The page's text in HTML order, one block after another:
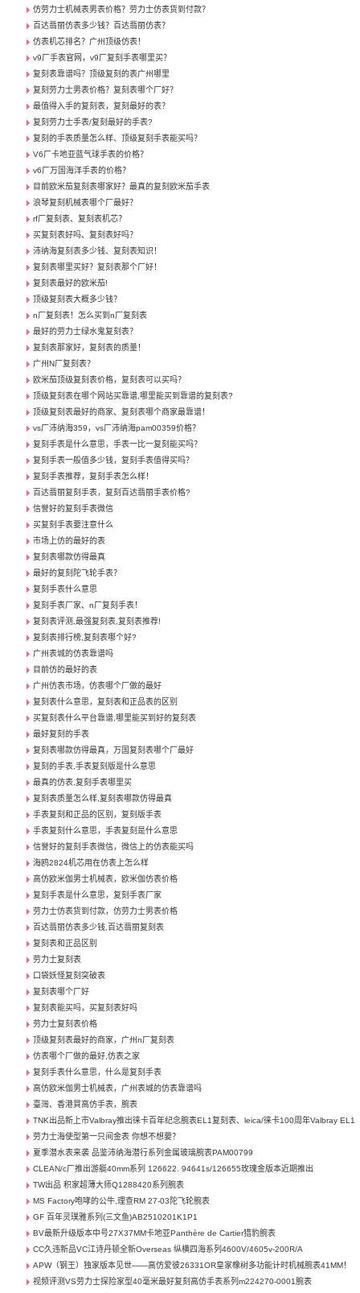
仿劳力士机械表男表价格？劳力士仿表货到付款？
百达翡丽仿表多少钱？百达翡丽仿表？
仿表机芯排名？广州顶级仿表！
v9厂手表官网，v9厂复刻手表哪里买？
复刻表靠谱吗？顶级复刻的表广州哪里
复刻劳力士男表价格？复刻表哪个厂好？
最值得入手的复刻表，复刻最好的表？
复刻劳力士手表/复刻最好的手表?
复刻的手表质量怎么样、顶级复刻手表能买吗？
V6厂卡地亚蓝气球手表的价格？
v6厂万国海洋手表的价格？
目前欧米茄复刻表哪家好？最真的复刻欧米茄手表
浪琴复刻机械表哪个厂最好？
rf厂复刻表、复刻表机芯？
买复刻表好吗、复刻表好吗？
沛纳海复刻表多少钱、复刻表知识！
复刻表哪里买好？复刻表那个厂好！
复刻表最好的欧米茄!
顶级复刻表大概多少钱？
n厂复刻表！怎么买到n厂复刻表
最好的劳力士绿水鬼复刻表？
复刻表那家好，复刻表的质量！
广州N厂复刻表？
欧米茄顶级复刻表价格，复刻表可以买吗？
顶级复刻表在哪个网站买靠谱,哪里能买到靠谱的复刻表?
顶级复刻表最好的商家、复刻表哪个商家最靠谱！
vs厂沛纳海359，vs厂沛纳海pam00359价格？
复刻手表是什么意思，手表一比一复刻能买吗？
复刻手表一般值多少钱，复刻手表值得买吗？
复刻手表推荐，复刻手表怎么样！
百达翡丽复刻手表，复刻百达翡丽手表价格?
信誉好的复刻手表微信
买复刻手表要注意什么
市场上仿的最好的表
复刻表哪款仿得最真
最好的复刻陀飞轮手表？
复刻手表什么意思
复刻手表厂家、n厂复刻手表！
复刻表评测,最强复刻表,复刻表推荐!
复刻表排行榜,复刻表哪个好?
广州表城的仿表靠谱吗
目前仿的最好的表
广州仿表市场，仿表哪个厂做的最好
复刻表什么意思，复刻表和正品表的区别
买复刻表什么平台靠谱,哪里能买到好的复刻表
最好复刻的手表
复刻表哪款仿得最真，万国复刻表哪个厂最好
复刻的手表,手表复刻版是什么意思
最真的仿表,复刻手表哪里买
复刻表质量怎么样,复刻表哪款仿得最真
手表复刻和正品的区别，复刻版手表
手表复刻什么意思，手表复刻是什么意思
信誉好的复刻手表微信，微信上的仿表能买吗
海鸥2824机芯用在仿表上怎么样
高仿欧米伽男士机械表，欧米伽仿表价格
复刻手表是什么意思，复刻手表厂家
劳力士仿表货到付款，仿劳力士男表价格
百达翡丽仿表多少钱,百达翡丽复刻表
复刻表和正品区别
劳力士复刻表
口袋妖怪复刻突破表
复刻表哪个厂好
复刻表能买吗，买复刻表好吗
劳力士复刻表价格
顶级复刻表最好的商家，广州n厂复刻表
仿表哪个厂做的最好,仿表之家
复刻手表什么意思，什么是复刻手表
高仿欧米伽男士机械表，广州表城的仿表靠谱吗
臺灣、香港買高仿手表，腕表
TNK出品新上市Valbray推出徕卡百年纪念腕表EL1复刻表、leica/徕卡100周年Valbray EL1
劳力士海使型第一只间金表 你想不想要？
夏季潜水表来袭 品鉴沛纳海潜行系列金属玻璃腕表PAM00799
CLEAN/c厂推出游艇40mm系列 126622. 94641s/126655玫瑰金版本近期推出
TW出品 积家超薄大师Q1288420系列腕表
MS Factory咆哮的公牛,理查RM 27-03陀飞轮腕表
GF 百年灵璞雅系列(三文鱼)AB2510201K1P1
BV最新升级版本中号27X37MM卡地亚Panthère de Cartier猎豹腕表
CC久违新品VC江诗丹顿全新Overseas 纵横四海系列4600V/4605v-200R/A
APW（钢王）独家版本见世——高仿爱彼26331OR皇家橡树多功能计时机械腕表41MM！
视频评测VS劳力士探险家型40毫米最好复刻高仿手表系列m224270-0001腕表